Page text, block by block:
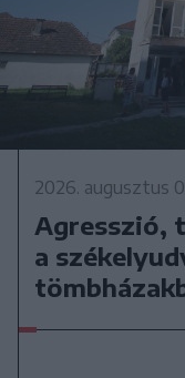
2026. augusztus
Agresszió,
a